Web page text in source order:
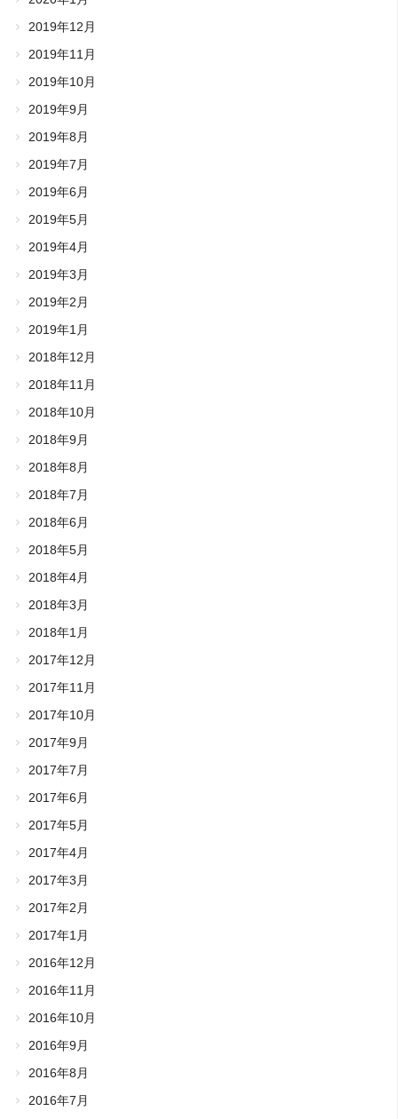
2019年12月
2019年11月
2019年10月
2019年9月
2019年8月
2019年7月
2019年6月
2019年5月
2019年4月
2019年3月
2019年2月
2019年1月
2018年12月
2018年11月
2018年10月
2018年9月
2018年8月
2018年7月
2018年6月
2018年5月
2018年4月
2018年3月
2018年1月
2017年12月
2017年11月
2017年10月
2017年9月
2017年7月
2017年6月
2017年5月
2017年4月
2017年3月
2017年2月
2017年1月
2016年12月
2016年11月
2016年10月
2016年9月
2016年8月
2016年7月